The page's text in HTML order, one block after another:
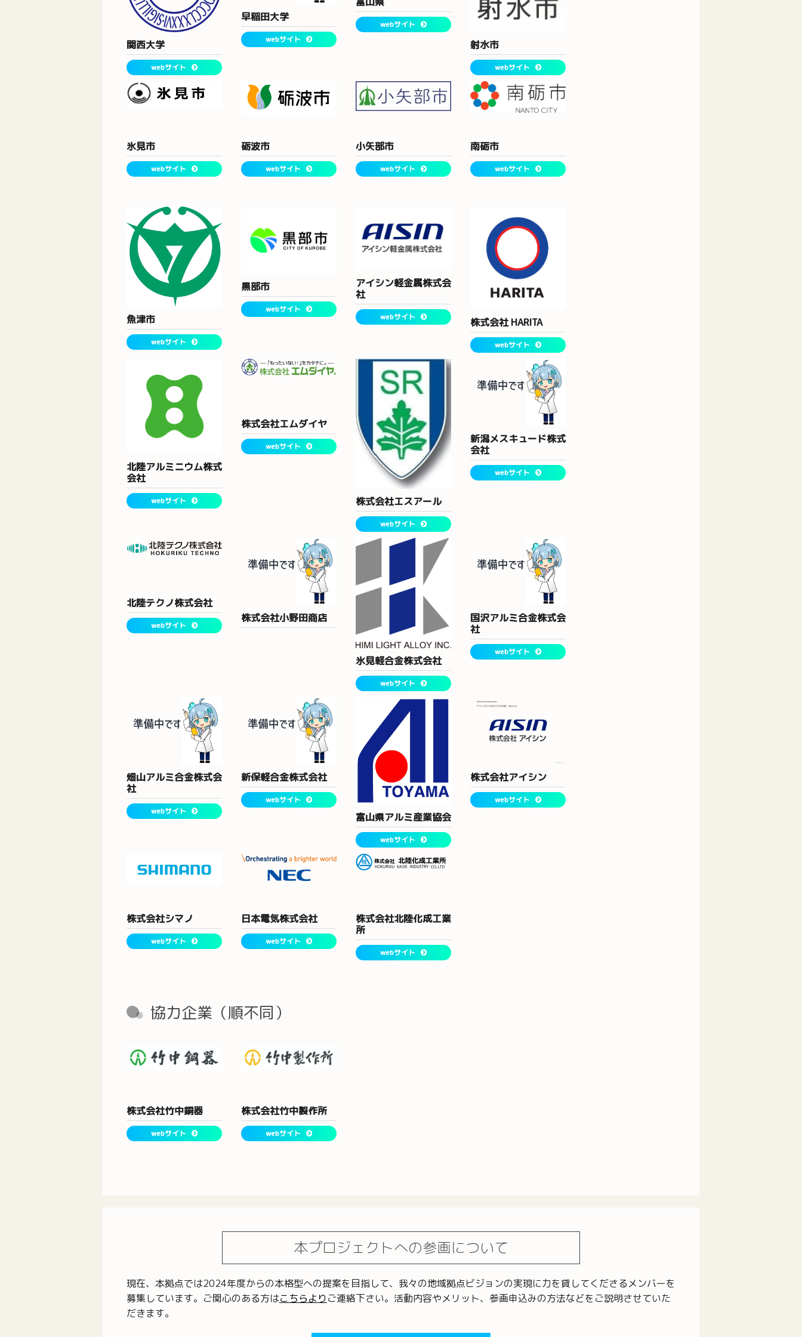
関西大学
webサイト
早稲田大学
webサイト
webサイト
射水市
webサイト
氷見市
webサイト
砺波市
webサイト
小矢部市
webサイト
南砺市
webサイト
魚津市
webサイト
黒部市
webサイト
アイシン軽金属株式会
社
webサイト 株式会社 HARITA
webサイト
北陸アルミニウム株式
会社
webサイト
株式会社エムダイヤ
webサイト
株式会社エスアール
webサイト
新潟メスキュード株式
会社
webサイト
北陸テクノ株式会社
webサイト
株式会社小野田商店
氷見軽合金株式会社
webサイト
国沢アルミ合金株式会
社
webサイト
畑山アルミ合金株式会
社
webサイト
新保軽合金株式会社
webサイト
富山県アルミ産業協会
webサイト
株式会社アイシン
webサイト
株式会社シマノ
webサイト
日本電気株式会社
webサイト
株式会社北陸化成工業
所
webサイト
協力企業（順不同）
株式会社竹中銅器
webサイト
株式会社竹中製作所
webサイト
本プロジェクトへの参画について
現在、本拠点では2024年度からの本格型への提案を目指して、我々の地域拠点ビジョンの実現に力を貸してくださるメンバーを
募集しています。ご関心のある方はこちらよりご連絡下さい。活動内容やメリット、参画申込みの方法などをご説明させていた
だきます。